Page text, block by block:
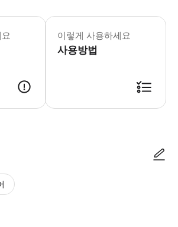
사전 예약을 권장합니다 전체 방문에
이렇게 사용하세요
사용방법